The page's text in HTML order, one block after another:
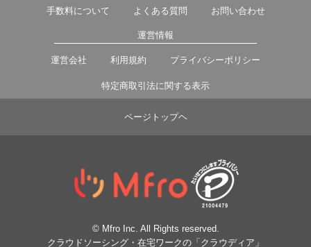
手数料について よくある質問 お問い合わせ
運営情報
運営会社 利用規約 プライバシーポリシー
特定商取引法に関する表示
ページトップヘ
© Mfro Inc. All Rights reserved.
クラウドソーシング・在宅ワークの「クラウディア」